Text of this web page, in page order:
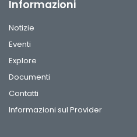
Informazioni
Notizie
Eventi
Explore
Documenti
Contatti
Informazioni sul Provider